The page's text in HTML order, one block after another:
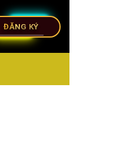
ĐĂNG KÝ